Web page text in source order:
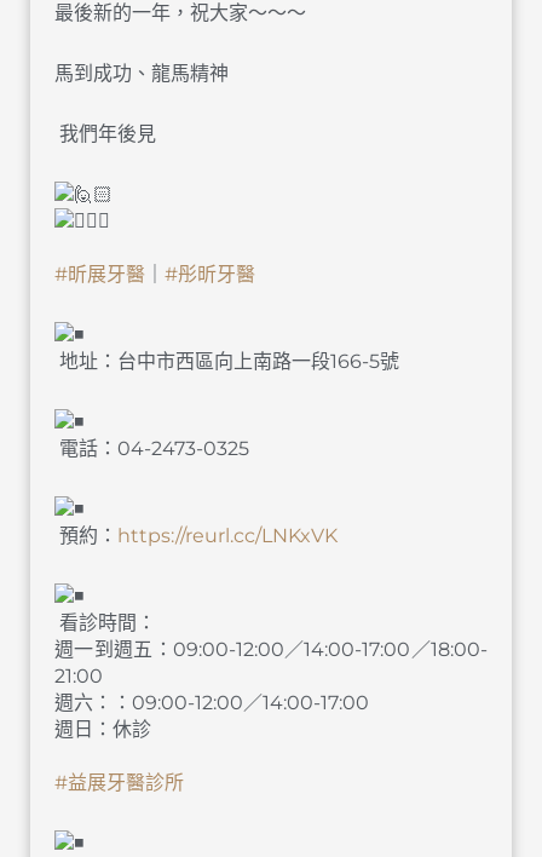
最後新的一年，祝大家～～～
馬到成功、龍馬精神
我們年後見
#昕展牙醫 #彤昕牙醫
地址：台中市西區向上南路一段166-5號
電話：04-2473-0325
預約： https://reurl.cc/LNKxVK
看診時間：
週一到週五：09:00-12:00／14:00-17:00／18:00-
21:00
週六：：09:00-12:00／14:00-17:00
週日：休診
#益展牙醫診所